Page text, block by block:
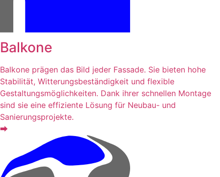
Balkone
Balkone prägen das Bild jeder Fassade. Sie bieten hohe
Stabilität, Witterungsbeständigkeit und flexible
Gestaltungsmöglichkeiten. Dank ihrer schnellen Montage
sind sie eine effiziente Lösung für Neubau- und
Sanierungsprojekte.
⮕